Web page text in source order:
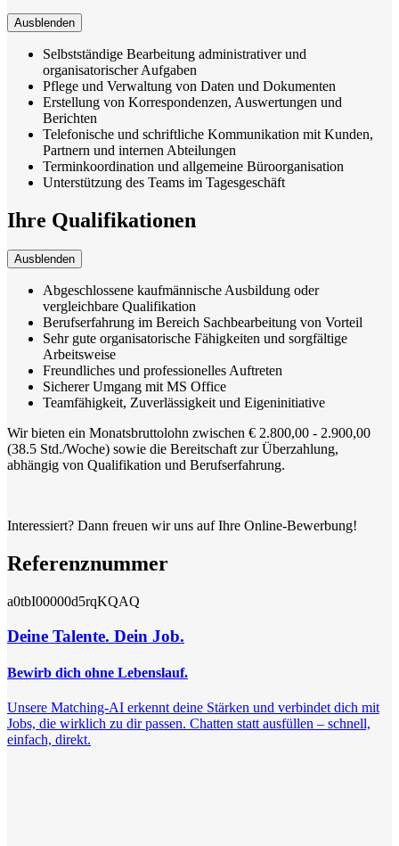
Ausblenden
Selbstständige Bearbeitung administrativer und
organisatorischer Aufgaben
Pflege und Verwaltung von Daten und Dokumenten
Erstellung von Korrespondenzen, Auswertungen und
Berichten
Telefonische und schriftliche Kommunikation mit Kunden,
Partnern und internen Abteilungen
Terminkoordination und allgemeine Büroorganisation
Unterstützung des Teams im Tagesgeschäft
Ihre Qualifikationen
Ausblenden
Abgeschlossene kaufmännische Ausbildung oder
vergleichbare Qualifikation
Berufserfahrung im Bereich Sachbearbeitung von Vorteil
Sehr gute organisatorische Fähigkeiten und sorgfältige
Arbeitsweise
Freundliches und professionelles Auftreten
Sicherer Umgang mit MS Office
Teamfähigkeit, Zuverlässigkeit und Eigeninitiative
Wir bieten ein Monatsbruttolohn zwischen € 2.800,00 - 2.900,00
(38.5 Std./Woche) sowie die Bereitschaft zur Überzahlung,
abhängig von Qualifikation und Berufserfahrung.
Interessiert? Dann freuen wir uns auf Ihre Online-Bewerbung!
Referenznummer
a0tbI00000d5rqKQAQ
Deine Talente. Dein Job.
Bewirb dich ohne Lebenslauf.
Unsere Matching-AI erkennt deine Stärken und verbindet dich mit
Jobs, die wirklich zu dir passen. Chatten statt ausfüllen – schnell,
einfach, direkt.